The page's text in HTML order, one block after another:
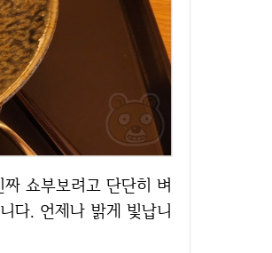
다. 언제나 밝게 빛납니